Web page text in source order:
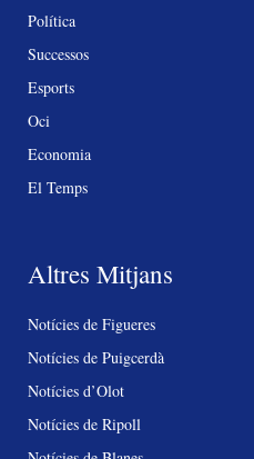
Política
Successos
Esports
Oci
Economia
El Temps
Altres Mitjans
Notícies de Figueres
Notícies de Puigcerdà
Notícies d’Olot
Notícies de Ripoll